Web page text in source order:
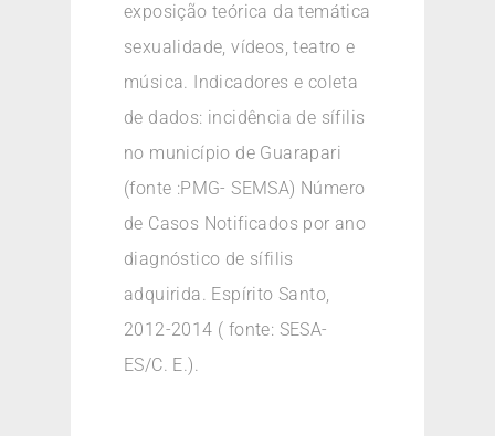
exposição teórica da temática
sexualidade, vídeos, teatro e
música. Indicadores e coleta
de dados: incidência de sífilis
no município de Guarapari
(fonte :PMG- SEMSA) Número
de Casos Notificados por ano
diagnóstico de sífilis
adquirida. Espírito Santo,
2012-2014 ( fonte: SESA-
ES/C. E.).